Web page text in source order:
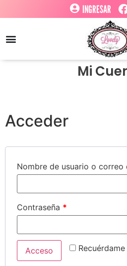
INGRESAR
Mi
Acceder
Nombre de usuario o correo
Contraseña *
Recuérdame
Acceso